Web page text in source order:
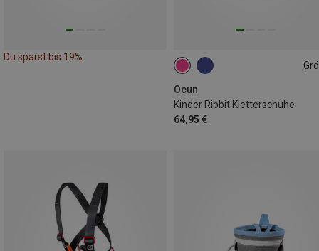
Du sparst bis 19%
Ocun
Kinder Ribbit Kletterschuhe
64,95 €
28|29
34|35